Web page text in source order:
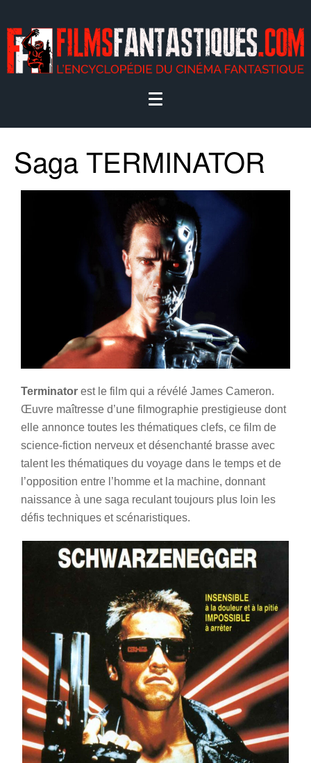
Saga TERMINATOR
Terminator est le film qui a révélé James Cameron.
Œuvre maîtresse d’une filmographie prestigieuse dont
elle annonce toutes les thématiques clefs, ce film de
science-fiction nerveux et désenchanté brasse avec
talent les thématiques du voyage dans le temps et de
l’opposition entre l’homme et la machine, donnant
naissance à une saga reculant toujours plus loin les
défis techniques et scénaristiques.